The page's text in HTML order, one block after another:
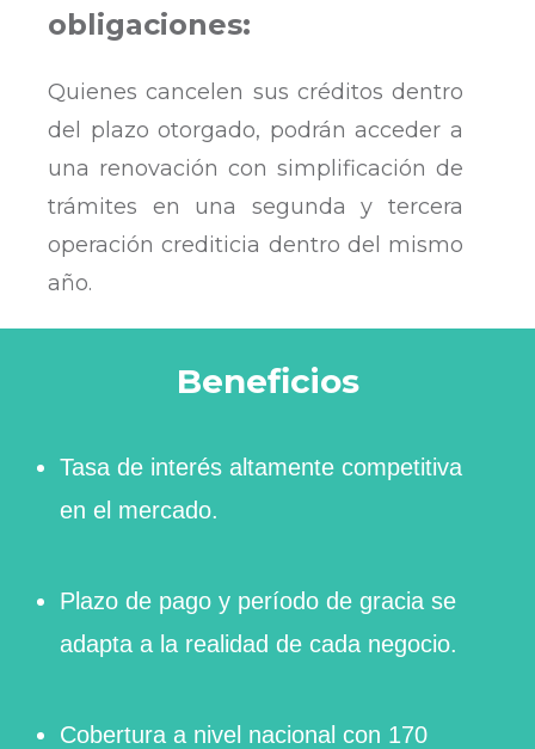
obligaciones:
Quienes cancelen sus créditos dentro
del plazo otorgado, podrán acceder a
una renovación con simplificación de
trámites en una segunda y tercera
operación crediticia dentro del mismo
año.
Beneficios
Tasa de interés altamente competitiva
en el mercado.
Plazo de pago y período de gracia se
adapta a la realidad de cada negocio.
Cobertura a nivel nacional con 170